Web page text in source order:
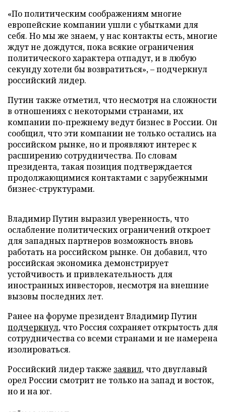
«По политическим соображениям многие
европейские компании ушли с убытками для
себя. Но мы же знаем, у нас контакты есть, многие
ждут не дождутся, пока всякие ограничения
политического характера отпадут, и в любую
секунду хотели бы возвратиться», – подчеркнул
российский лидер.
Путин также отметил, что несмотря на сложности
в отношениях с некоторыми странами, их
компании по-прежнему ведут бизнес в России. Он
сообщил, что эти компании не только остались на
российском рынке, но и проявляют интерес к
расширению сотрудничества. По словам
президента, такая позиция подтверждается
продолжающимися контактами с зарубежными
бизнес-структурами.
Владимир Путин выразил уверенность, что
ослабление политических ограничений откроет
для западных партнеров возможность вновь
работать на российском рынке. Он добавил, что
российская экономика демонстрирует
устойчивость и привлекательность для
иностранных инвесторов, несмотря на внешние
вызовы последних лет.
Ранее на форуме президент Владимир Путин
подчеркнул, что Россия сохраняет открытость для
сотрудничества со всеми странами и не намерена
изолироваться.
Российский лидер также заявил, что двуглавый
орел России смотрит не только на запад и восток,
но и на юг.